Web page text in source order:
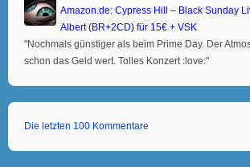
Amazon.de: Cypress Hill – Black Sunday
Albert (BR+2CD) für 15€ + VSK
"Nochmals günstiger als beim Prime Day. Der
schon das Geld wert. Tolles Konzert :love:"
Die letzten 100 Kommentare